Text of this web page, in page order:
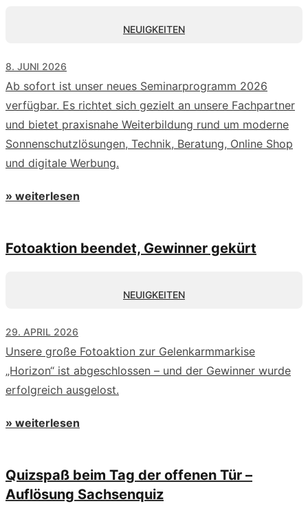
NEUIGKEITEN
8. JUNI 2026
Ab sofort ist unser neues Seminarprogramm 2026
verfügbar. Es richtet sich gezielt an unsere Fachpartner
und bietet praxisnahe Weiterbildung rund um moderne
Sonnenschutzlösungen, Technik, Beratung, Online Shop
und digitale Werbung.
» weiterlesen
Fotoaktion beendet, Gewinner gekürt
NEUIGKEITEN
29. APRIL 2026
Unsere große Fotoaktion zur Gelenkarmmarkise
„Horizon“ ist abgeschlossen – und der Gewinner wurde
erfolgreich ausgelost.
» weiterlesen
Quizspaß beim Tag der offenen Tür –
Auflösung Sachsenquiz